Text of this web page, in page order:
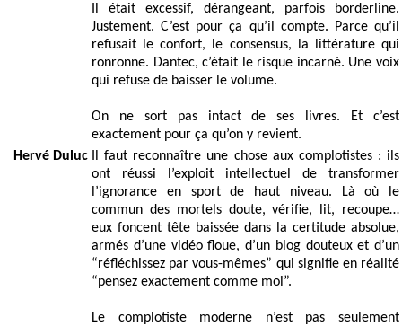
Il était excessif, dérangeant, parfois borderline.
Justement. C’est pour ça qu’il compte. Parce qu’il
refusait le confort, le consensus, la littérature qui
ronronne. Dantec, c’était le risque incarné. Une voix
qui refuse de baisser le volume.
On ne sort pas intact de ses livres. Et c’est
exactement pour ça qu’on y revient.
Hervé Duluc
Il faut reconnaître une chose aux complotistes : ils
ont réussi l’exploit intellectuel de transformer
l’ignorance en sport de haut niveau. Là où le
commun des mortels doute, vérifie, lit, recoupe…
eux foncent tête baissée dans la certitude absolue,
armés d’une vidéo floue, d’un blog douteux et d’un
“réfléchissez par vous-mêmes” qui signifie en réalité
“pensez exactement comme moi”.
Le complotiste moderne n’est pas seulement